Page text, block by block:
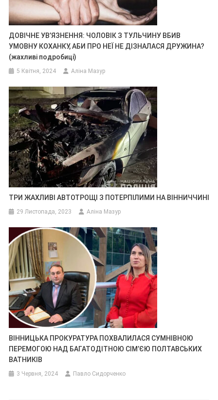
ДОВІЧНЕ УВ’ЯЗНЕННЯ: ЧОЛОВІК З ТУЛЬЧИНУ ВБИВ
УМОВНУ КОХАНКУ, АБИ ПРО НЕЇ НЕ ДІЗНАЛАСЯ ДРУЖИНА?
(жахливі подробиці)
5 Квітня, 2024 Аліна Мазур
ТРИ ЖАХЛИВІ АВТОТРОЩІ З ПОТЕРПІЛИМИ НА ВІННИЧЧИНІ
29 Листопада, 2023 Аліна Мазур
ВІННИЦЬКА ПРОКУРАТУРА ПОХВАЛИЛАСЯ СУМНІВНОЮ
ПЕРЕМОГОЮ НАД БАГАТОДІТНОЮ СІМ’ЄЮ ПОЛТАВСЬКИХ
ВАТНИКІВ
3 Червня, 2024 Павло Сидорченко